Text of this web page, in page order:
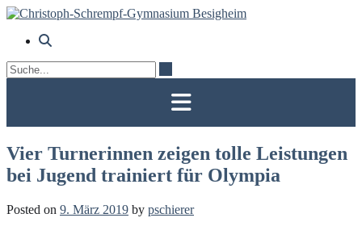
Skip
content
Vier Turnerinnen zeigen tolle Leistungen
bei Jugend trainiert für Olympia
Posted on 9. März 2019 by pschierer